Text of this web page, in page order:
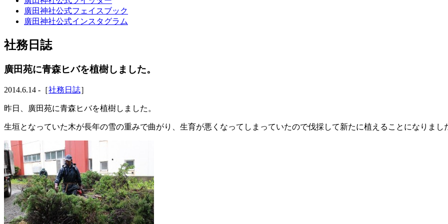
廣田神社公式フェイスブック
廣田神社公式インスタグラム
社務日誌
廣田苑に青森ヒバを植樹しました。
2014.6.14 -［社務日誌］
昨日、廣田苑に青森ヒバを植樹しました。
生垣となっていた木が長年の雪の重みで曲がり、生育が悪くなってしまっていたので伐採して新たに植えることになりまし